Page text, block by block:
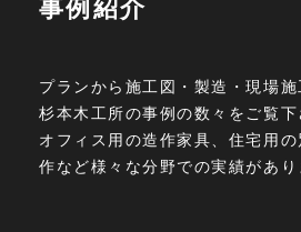
事例紹介
プランから施工図・製造・現場
杉本木工所の事例の数々をご覧下
オフィス用の造作家具、住宅用
作など様々な分野での実績があり